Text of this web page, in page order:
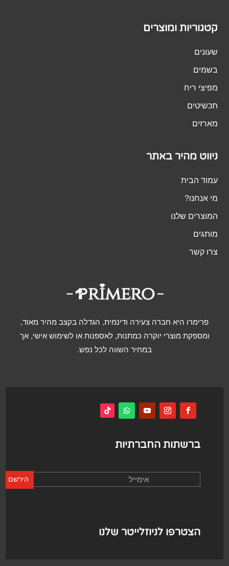
קטגוריות ומוצרים
שעונים
בשמים
מפיצי ריח
תכשיטים
מארזים
ניווט מהיר באתר
עמוד הבית
מי אנחנו?
המוצרים שלנו
מותגים
צרו קשר
פרימרו היא חברה צעירה ודינמית, הגדלה בקצב מהיר מאוד,
ומספקת מוצרי יוקרה כמתנות, לאספנות או לשימוש אישי, אך
במחיר השווה לכל נפש.
ברשתות החברתיות
הירשם
הצטרפו לניוזלייטר שלנו